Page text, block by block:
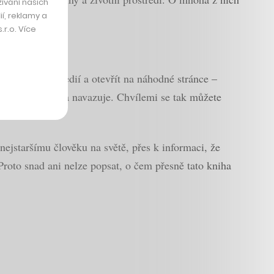
encyklopedií a otevřít na náhodné stránce –
jen zřídka navazuje. Chvílemi se tak můžete
člověku na světě, přes k informaci, že
snad ani nelze popsat, o čem přesně tato kniha
reklamy a
Více